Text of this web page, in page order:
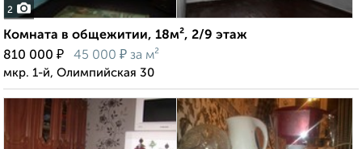
2
Комната в общежитии, 18м², 2/9 этаж
810 000 ₽ 45 000 ₽ за м²
мкр. 1-й, Олимпийская 30